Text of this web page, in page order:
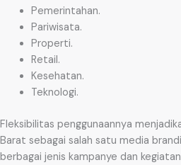
Pemerintahan.
Pariwisata.
Properti.
Retail.
Kesehatan.
Teknologi.
Fleksibilitas penggunaannya
Barat sebagai salah satu media
berbagai jenis kampanye dan